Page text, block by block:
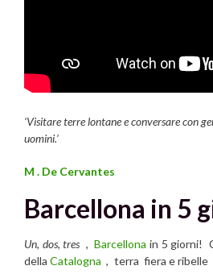
‘Visitare terre lontane e conversare con
uomini.’
M . De Cervantes
Barcellona in 5
Un, dos,tres ,Barcellona in 5 giorni!
dellaCatalogna , terra fiera e ribelle